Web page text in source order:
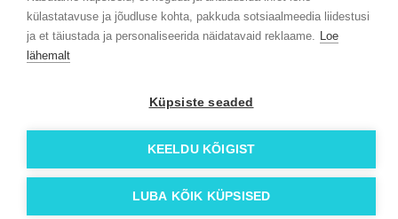
külastatavuse ja jõudluse kohta, pakkuda sotsiaalmeedia liidestusi
ja et täiustada ja personaliseerida näidatavaid reklaame. Loe
lähemalt
Küpsiste seaded
KEELDU KÕIGIST
LUBA KÕIK KÜPSISED